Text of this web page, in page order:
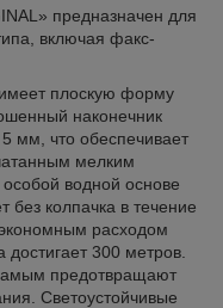
предназначен для
включая факс-
плоскую форму
наконечник
мм, что обеспечивает
мелким
водной основе
без колпачка в течение
расходом
300 метров.
предотвращают
Светоустойчивые